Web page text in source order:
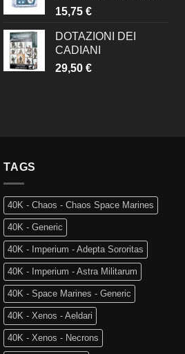
15,75 €
DOTAZIONI DEI
CADIANI
29,50 €
TAGS
40K - Chaos - Chaos Space Marines
40K - Generic
40K - Imperium - Adepta Sororitas
40K - Imperium - Astra Militarum
40K - Space Marines - Generic
40K - Xenos - Aeldari
40K - Xenos - Necrons